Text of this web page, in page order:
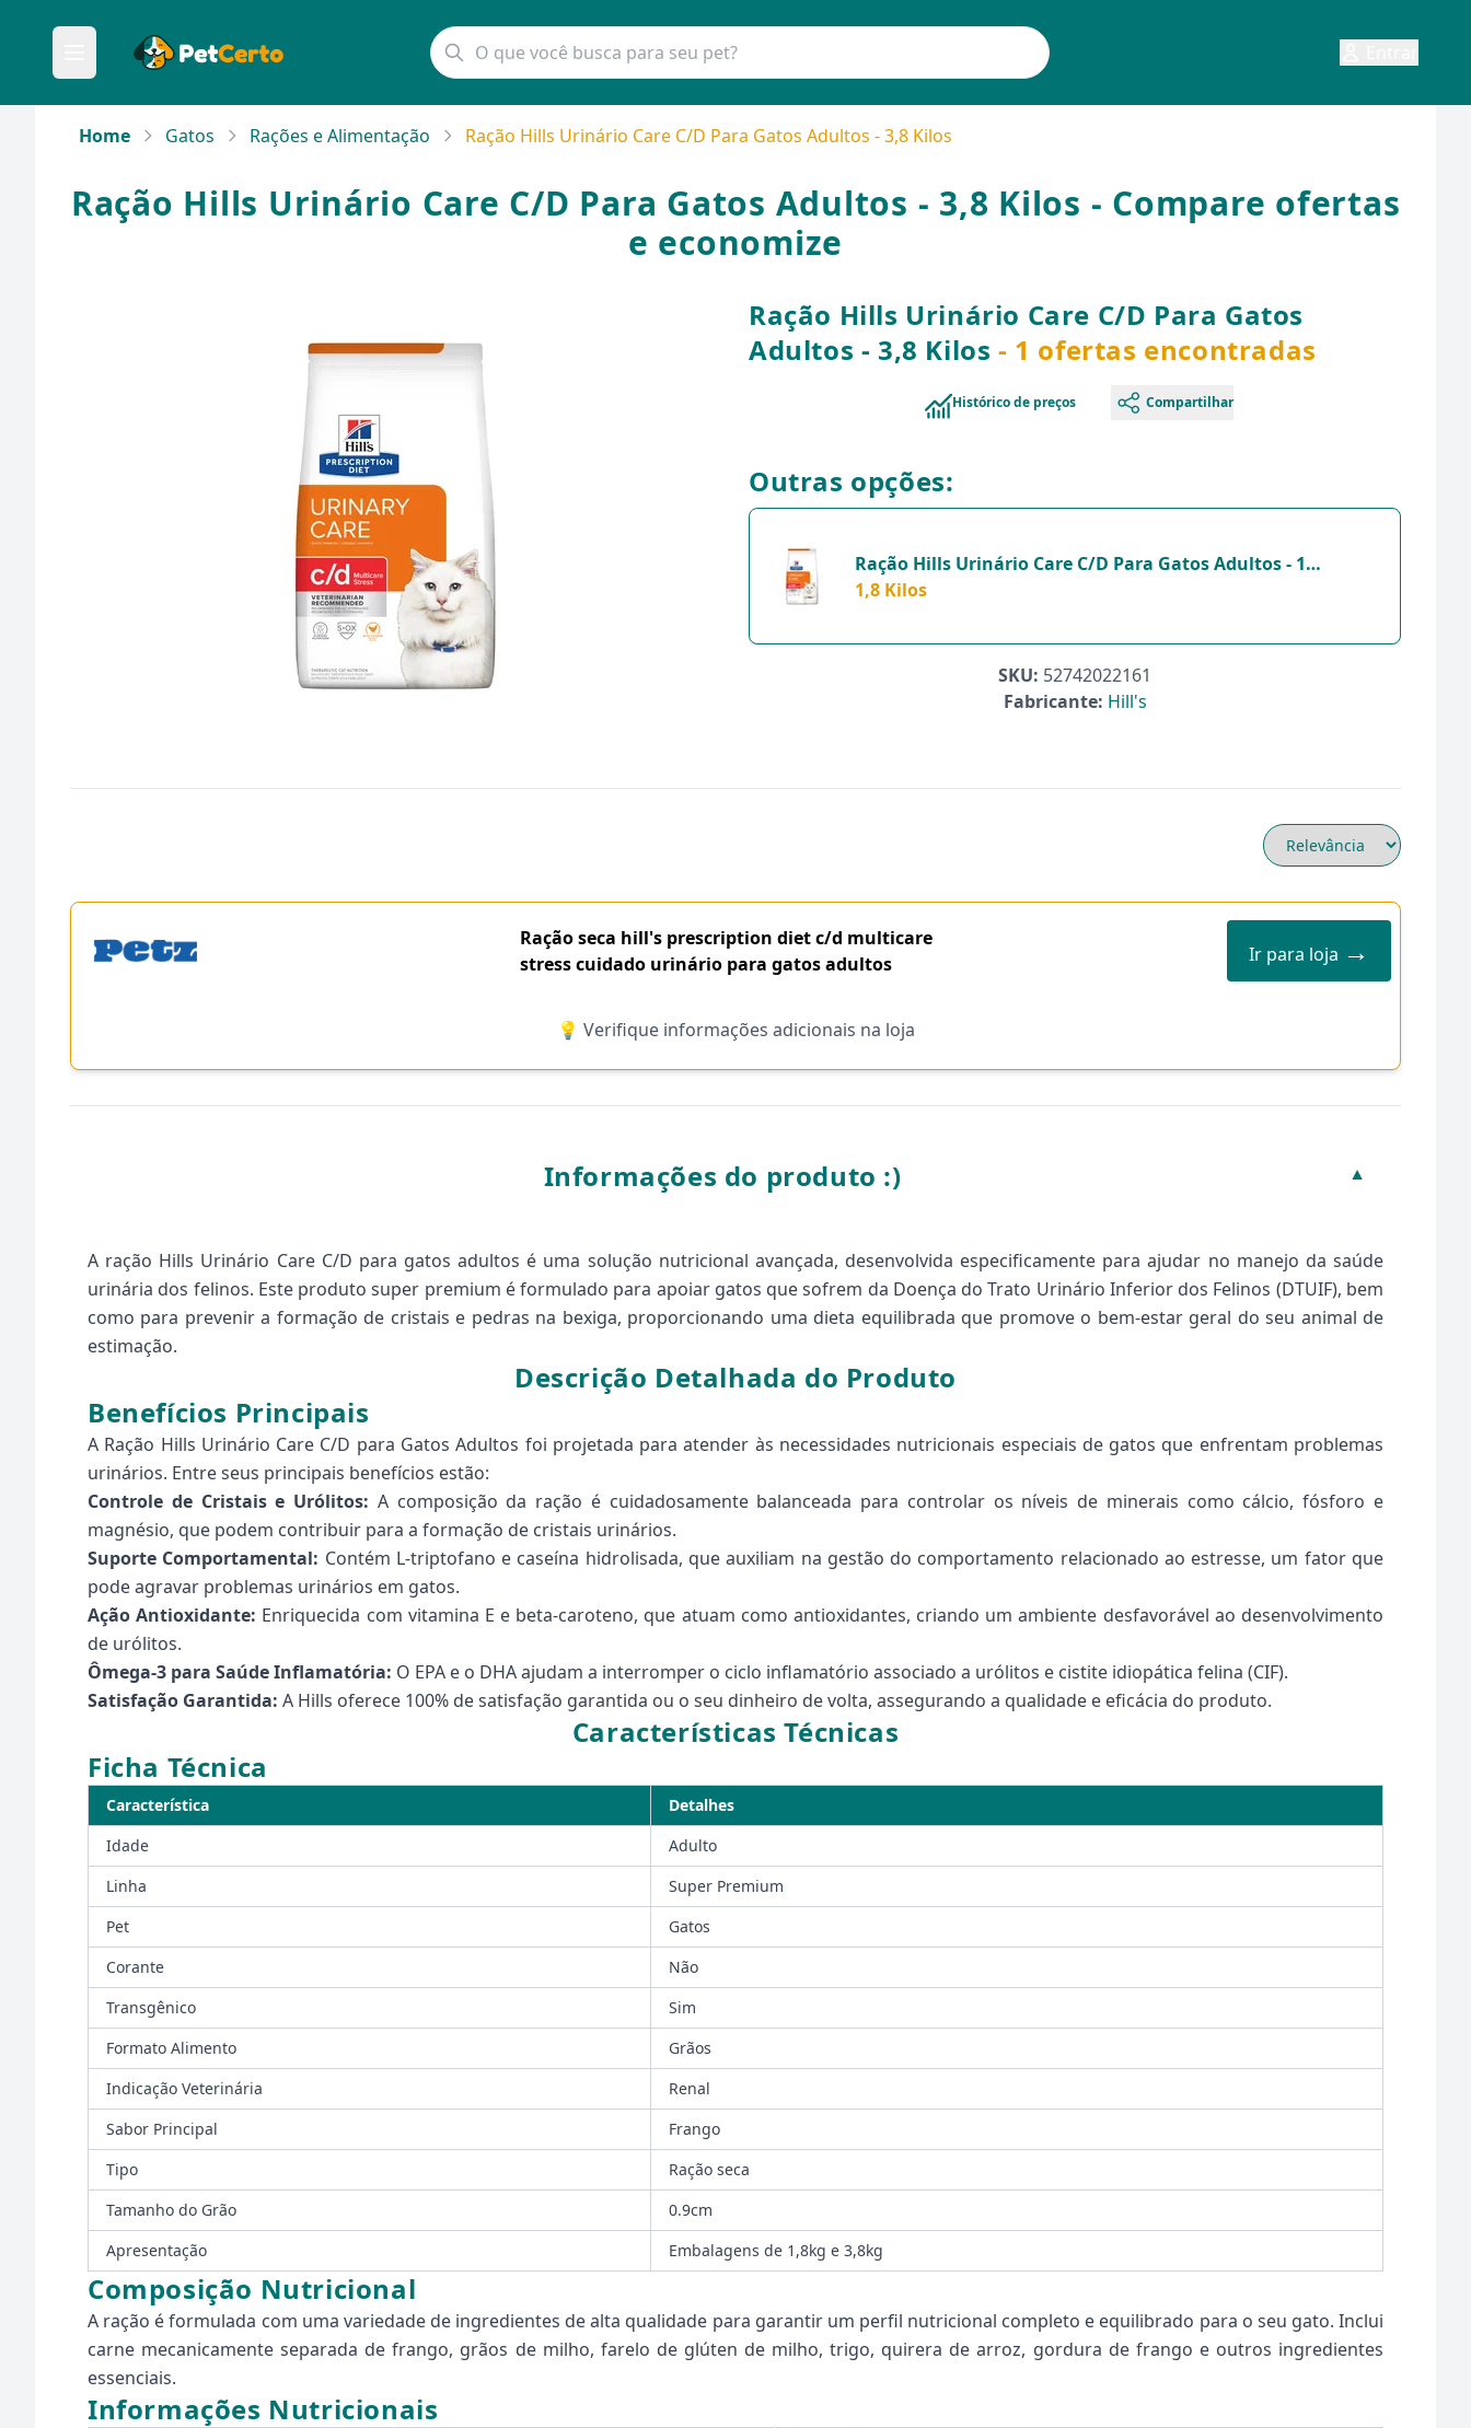
Home Gatos Rações e Alimentação Ração Hills Urinário Care C/D Para Gatos Adultos - 3,8 Kilos
Ração Hills Urinário Care C/D Para Gatos Adultos - 3,8 Kilos - Compare ofertas
e economize
Ração Hills Urinário Care C/D Para Gatos
Adultos - 3,8 Kilos - 1 ofertas encontradas
Histórico de preços Compartilhar
Outras opções:
Ração Hills Urinário Care C/D Para Gatos Adultos - 1
Unidade - 1,8 Kilos
1,8 Kilos
SKU: 52742022161
Fabricante: Hill's
Ração seca hill's prescription diet c/d multicare
stress cuidado urinário para gatos adultos
Ir para loja →
💡 Verifique informações adicionais na loja
Informações do produto :) ▼
A ração Hills Urinário Care C/D para gatos adultos é uma solução nutricional avançada, desenvolvida especificamente para ajudar no manejo da saúde
urinária dos felinos. Este produto super premium é formulado para apoiar gatos que sofrem da Doença do Trato Urinário Inferior dos Felinos (DTUIF), bem
como para prevenir a formação de cristais e pedras na bexiga, proporcionando uma dieta equilibrada que promove o bem-estar geral do seu animal de
estimação.
Descrição Detalhada do Produto
Benefícios Principais
A Ração Hills Urinário Care C/D para Gatos Adultos foi projetada para atender às necessidades nutricionais especiais de gatos que enfrentam problemas
urinários. Entre seus principais benefícios estão:
Controle de Cristais e Urólitos: A composição da ração é cuidadosamente balanceada para controlar os níveis de minerais como cálcio, fósforo e
magnésio, que podem contribuir para a formação de cristais urinários.
Suporte Comportamental: Contém L-triptofano e caseína hidrolisada, que auxiliam na gestão do comportamento relacionado ao estresse, um fator que
pode agravar problemas urinários em gatos.
Ação Antioxidante: Enriquecida com vitamina E e beta-caroteno, que atuam como antioxidantes, criando um ambiente desfavorável ao desenvolvimento
de urólitos.
Ômega-3 para Saúde Inflamatória: O EPA e o DHA ajudam a interromper o ciclo inflamatório associado a urólitos e cistite idiopática felina (CIF).
Satisfação Garantida: A Hills oferece 100% de satisfação garantida ou o seu dinheiro de volta, assegurando a qualidade e eficácia do produto.
Características Técnicas
Ficha Técnica
Característica
Detalhes
Idade
Adulto
Linha
Super Premium
Pet
Gatos
Corante
Não
Transgênico
Sim
Formato Alimento
Grãos
Indicação Veterinária
Renal
Sabor Principal
Frango
Tipo
Ração seca
Tamanho do Grão
0.9cm
Apresentação
Embalagens de 1,8kg e 3,8kg
Composição Nutricional
A ração é formulada com uma variedade de ingredientes de alta qualidade para garantir um perfil nutricional completo e equilibrado para o seu gato. Inclui
carne mecanicamente separada de frango, grãos de milho, farelo de glúten de milho, trigo, quirera de arroz, gordura de frango e outros ingredientes
essenciais.
Informações Nutricionais